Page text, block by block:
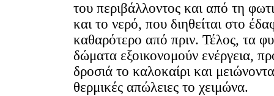
του περιβάλλοντος και από τη
και το νερό, που διηθείται στο
καθαρότερο από πριν. Τέλος, τα
δώματα εξοικονομούν ενέργεια,
δροσιά το καλοκαίρι και
θερμικές απώλειες το χειμώνα.